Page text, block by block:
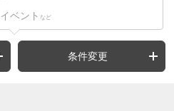
ベント など
条件変更